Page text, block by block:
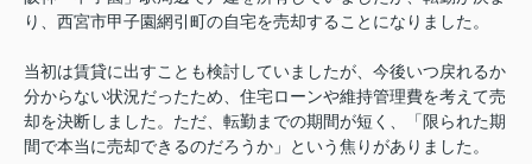
り、西宮市甲子園網引町の自宅を売却することになりました。
当初は賃貸に出すことも検討していましたが、今後いつ戻れるか
分からない状況だったため、住宅ローンや維持管理費を考えて売
却を決断しました。ただ、転勤までの期間が短く、「限られた期
間で本当に売却できるのだろうか」という焦りがありました。